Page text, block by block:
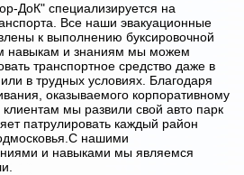
ДоК" специализируется на
Все наши эвакуационные
к выполнению буксировочной
навыкам и знаниям мы можем
транспортное средство даже в
в трудных условиях. Благодаря
оказываемого корпоративному
мы развили свой авто парк
патрулировать каждый район
нашими
и навыками мы являемся